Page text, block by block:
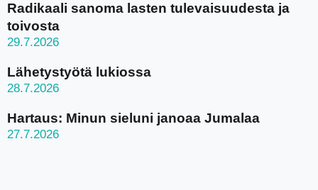
Radikaali sanoma lasten tulevaisuudesta ja
toivosta
29.7.2026
Lähetystyötä lukiossa
28.7.2026
Hartaus: Minun sieluni janoaa Jumalaa
27.7.2026